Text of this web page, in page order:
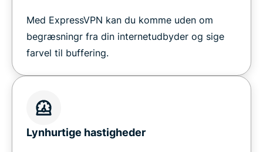
Med ExpressVPN kan du komme uden om
begræsningr fra din internetudbyder og sige
farvel til buffering.
Lynhurtige hastigheder